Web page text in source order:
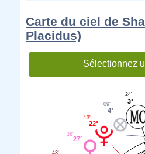
Carte du ciel de
Placidus)
Sélectionnez
3°
24'
4°
09'
22°
13'
27°
38'
43'